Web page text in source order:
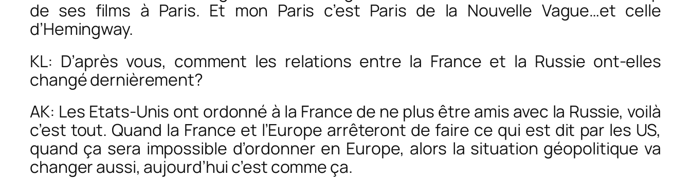
de ses films à Paris. Et mon Paris c’est Paris de la Nouvelle Vague…et celle
d’Hemingway.
KL: D’après vous, comment les relations entre la France et la Russie ont-elles
changé dernièrement?
AK: Les Etats-Unis ont ordonné à la France de ne plus être amis avec la Russie, voilà
c’est tout. Quand la France et l’Europe arrêteront de faire ce qui est dit par les US,
quand ça sera impossible d’ordonner en Europe, alors la situation géopolitique va
changer aussi, aujourd’hui c’est comme ça.